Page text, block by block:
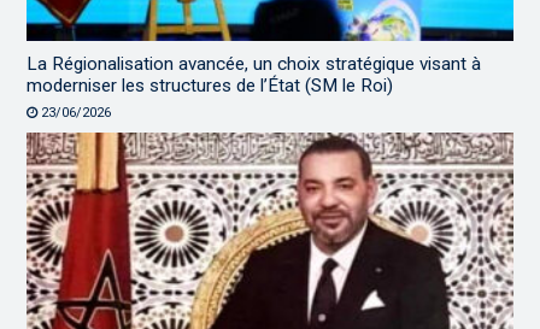
La Régionalisation avancée, un choix stratégique visant à
moderniser les structures de l’État (SM le Roi)
23/06/2026